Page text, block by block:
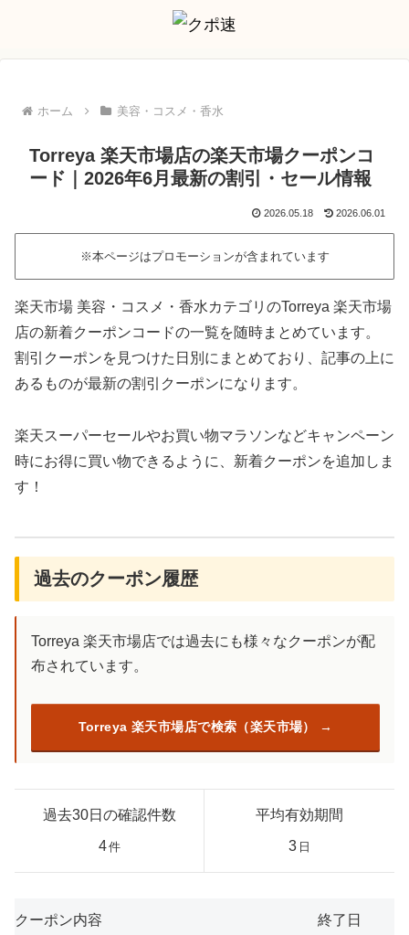
ホーム 美容・コスメ・香水
Torreya 楽天市場店の楽天市場クーポンコ
ード｜2026年6月最新の割引・セール情報
2026.05.18 2026.06.01
※本ページはプロモーションが含まれています
楽天市場 美容・コスメ・香水カテゴリのTorreya 楽天市場
店の新着クーポンコードの一覧を随時まとめています。
割引クーポンを見つけた日別にまとめており、記事の上に
あるものが最新の割引クーポンになります。
楽天スーパーセールやお買い物マラソンなどキャンペーン
時にお得に買い物できるように、新着クーポンを追加しま
す！
過去のクーポン履歴
Torreya 楽天市場店では過去にも様々なクーポンが配
布されています。
Torreya 楽天市場店で検索（楽天市場）
過去30日の確認件数
4件
平均有効期間
3 日
クーポン内容 終了日